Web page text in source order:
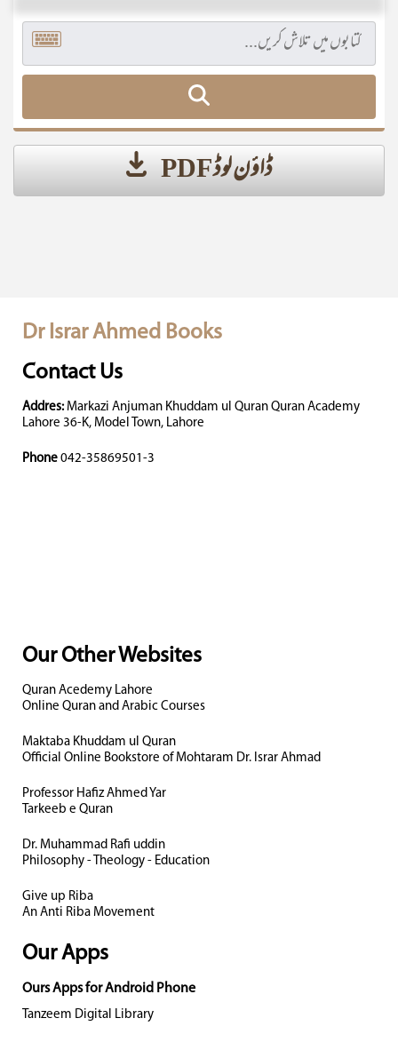
ڈاؤن لوڈ PDF
Dr Israr Ahmed Books
Contact Us
Addres: Markazi Anjuman Khuddam ul Quran Quran Academy
Lahore 36-K, Model Town, Lahore
Phone 042-35869501-3
Our Other Websites
Quran Acedemy Lahore
Online Quran and Arabic Courses
Maktaba Khuddam ul Quran
Official Online Bookstore of Mohtaram Dr. Israr Ahmad
Professor Hafiz Ahmed Yar
Tarkeeb e Quran
Dr. Muhammad Rafi uddin
Philosophy - Theology - Education
Give up Riba
An Anti Riba Movement
Our Apps
Ours Apps for Android Phone
Tanzeem Digital Library